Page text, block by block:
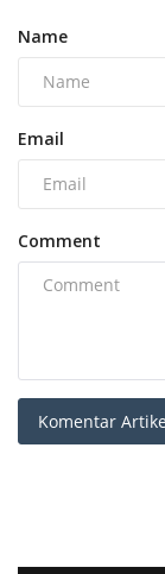
Name
Email
Comment
Komentar